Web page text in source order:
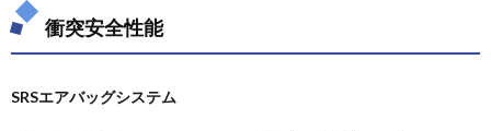
フタ
ーマ
ーケ
品
衝突安全性能
SRSエアバッグシステム